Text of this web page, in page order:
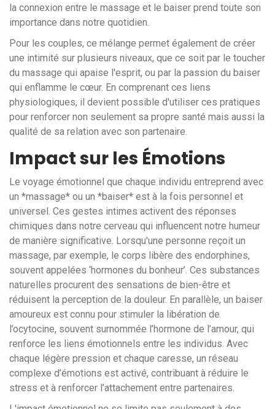
la connexion entre le massage et le baiser prend toute son
importance dans notre quotidien.
Pour les couples, ce mélange permet également de créer
une intimité sur plusieurs niveaux, que ce soit par le toucher
du massage qui apaise l'esprit, ou par la passion du baiser
qui enflamme le cœur. En comprenant ces liens
physiologiques, il devient possible d'utiliser ces pratiques
pour renforcer non seulement sa propre santé mais aussi la
qualité de sa relation avec son partenaire.
Impact sur les Émotions
Le voyage émotionnel que chaque individu entreprend avec
un *massage* ou un *baiser* est à la fois personnel et
universel. Ces gestes intimes activent des réponses
chimiques dans notre cerveau qui influencent notre humeur
de manière significative. Lorsqu'une personne reçoit un
massage, par exemple, le corps libère des endorphines,
souvent appelées ‘hormones du bonheur’. Ces substances
naturelles procurent des sensations de bien-être et
réduisent la perception de la douleur. En parallèle, un baiser
amoureux est connu pour stimuler la libération de
l’ocytocine, souvent surnommée l’hormone de l’amour, qui
renforce les liens émotionnels entre les individus. Avec
chaque légère pression et chaque caresse, un réseau
complexe d’émotions est activé, contribuant à réduire le
stress et à renforcer l’attachement entre partenaires.